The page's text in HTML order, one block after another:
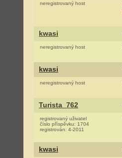
neregistrovaný host
kwasi
neregistrovaný host
kwasi
neregistrovaný host
Turista_762
registrovaný uživatel
číslo příspěvku: 1704
registrován: 4-2011
kwasi